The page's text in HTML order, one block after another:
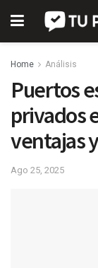
Home Análisis
Puertos
privados
ventajas
Ago 25, 2025